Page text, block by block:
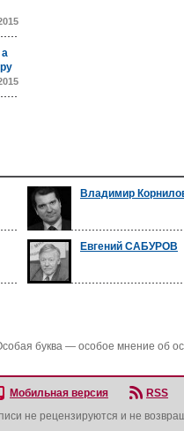
Владимир
Евгений САБУРОВ
буква — особое мнение об
Мобильная версия
RSS
не рецензируются и не